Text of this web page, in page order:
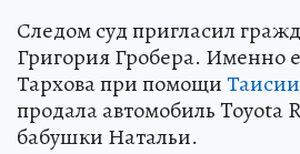
Следом суд пригласил
Григория Гробера. Именно
Тархова при помощи
продала автомобиль Toyota
бабушки Натальи.